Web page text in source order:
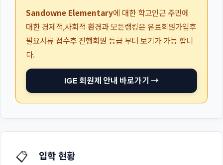
Sandowne Elementary에 대한 학교인근 주민에
대한 경제적,사회적 환경과 모든랭킹은 유료회원가입후
필요서류 접수후 진행회원 등급 부터 보기가 가능 합니
다.
IGE 회원제 안내 바로가기 →
📋 입학 현황